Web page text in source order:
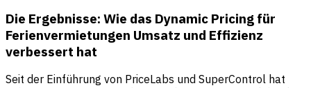
Die Ergebnisse: Wie das Dynamic Pricing für
Ferienvermietungen Umsatz und Effizienz
verbessert hat
Seit der Einführung von PriceLabs und SuperControl hat